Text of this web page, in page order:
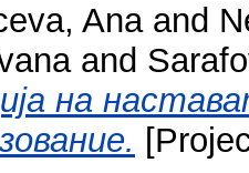
Anaand
and
на